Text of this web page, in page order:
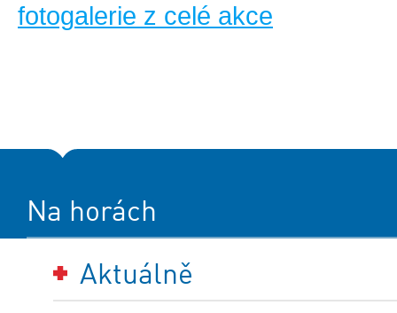
fotogalerie z celé akce
Na horách
Aktuálně